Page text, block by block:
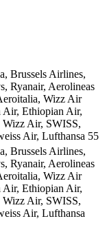
Brussels Airlines,
Ryanair, Aerolineas
Wizz Air
Ethiopian Air,
Air, SWISS,
Air, Lufthansa 55
Brussels Airlines,
Ryanair, Aerolineas
Wizz Air
Ethiopian Air,
Air, SWISS,
Air, Lufthansa